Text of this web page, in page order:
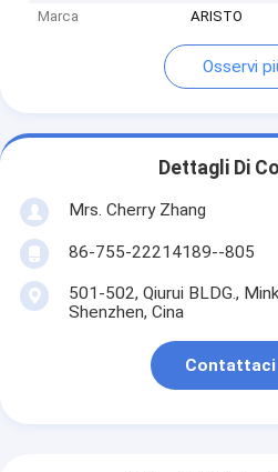
Marca
ARISTO
Osservi
Dettagli Di
Mrs. Cherry Zhang
86-755-22214189--805
501-502, Qiurui BLDG.,
Shenzhen, Cina
Contattaci